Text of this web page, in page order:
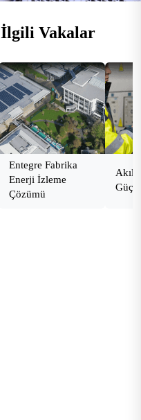
İlgili Vakalar
Entegre Fabrika
Enerji İzleme
Çözümü
Güç